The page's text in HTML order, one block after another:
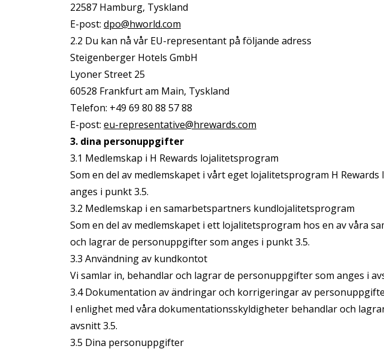
22587 Hamburg, Tyskland
E-post: dpo@hworld.com
2.2 Du kan nå vår EU-representant på följande adress
Steigenberger Hotels GmbH
Lyoner Street 25
60528 Frankfurt am Main, Tyskland
Telefon: +49 69 80 88 57 88
E-post: eu-representative@hrewards.com
3. dina personuppgifter
3.1 Medlemskap i H Rewards lojalitetsprogram
Som en del av medlemskapet i vårt eget lojalitetsprogram H
anges i punkt 3.5.
3.2 Medlemskap i en samarbetspartners kundlojalitetsprogram
Som en del av medlemskapet i ett lojalitetsprogram hos en av våra
och lagrar de personuppgifter som anges i punkt 3.5.
3.3 Användning av kundkontot
Vi samlar in, behandlar och lagrar de personuppgifter som anges i
3.4 Dokumentation av ändringar och korrigeringar av
I enlighet med våra dokumentationsskyldigheter behandlar och
avsnitt 3.5.
3.5 Dina personuppgifter